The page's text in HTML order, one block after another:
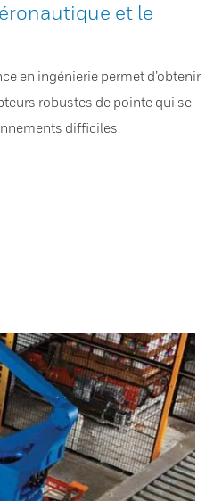
et le
en ingénierie permet d’obtenir
robustes de pointe qui se
difficiles.